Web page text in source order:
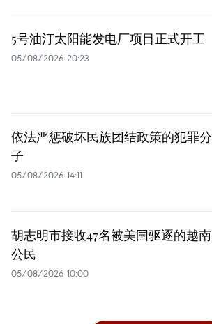
5号油汀太阳能发电厂项目正式开工
05/08/2026 20:23
依法严惩破坏民族团结政策的犯罪分
子
05/08/2026 14:11
胡志明市接收47名被美国驱逐的越南
公民
05/08/2026 10:00